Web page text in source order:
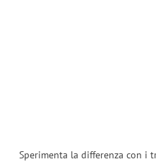
Sperimenta la differenza con i